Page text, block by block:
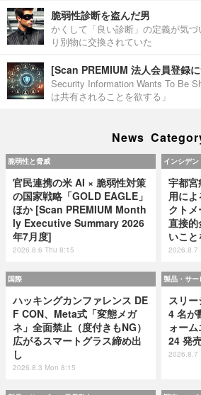
脆弱性診断を盗んだ男
かくして「良い診断」の定義が気
り別物に交換されていた
[Scan PREMIUM 法人会員登録
Security Information Wants To Be
は共有されることを欲する」
News
脆弱性と脅威
官民連携の米 AI × 脆弱性対策
の国家戦略「GOLD EAGLE」
ほか [Scan PREMIUM Month
ly Executive Summary 2026
年7月度]
2026.8.6 Thu 8:15
インシデン
宇都
用に
クト
直接
いこ
2026.8.7
国際
ハッキングカンファレンス DE
F CON、Meta式「変態メガ
ネ」全面禁止（度付きもNG）
広がるスマートグラス締め出
し
2026.8.3 Mon 8:15
製品・サー
スリ
4 名が
ォー
24 発
2026.8.7